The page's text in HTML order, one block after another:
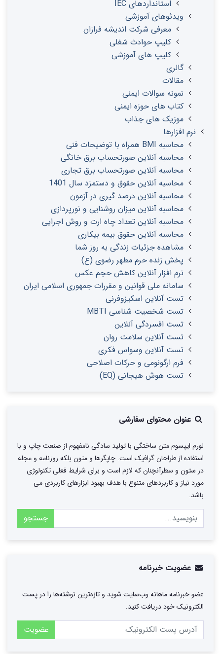
استانداردهای IEC
ویدئوهای آموزشی
معرفی شرکت اندیشه فرازان
کلیپ حوادث شغلی
کلیپ های آموزشی
گالری
مقالات
نمونه سوالات ایمنی
کتاب های حوزه ایمنی
موزیک های جذاب
نرم افزارها
محاسبه BMI همراه با توضیحات فنی
محاسبه آنلاین صورتحساب برق خانگی
محاسبه آنلاین صورتحساب برق تجاری
محاسبه آنلاین حقوق و دستمزد سال 1401
محاسبه آنلاین درصد گیری در آزمون
محاسبه آنلاین میزان روشنایی و نورپردازی
محاسبه آنلاین تعداد چاه ارت و روش اجرایی
محاسبه آنلاین حقوق بیمه بیکاری
مشاهده جزئیات زندگی به روز شما
پخش زنده حرم مطهر رضوی (ع)
نرم افزار آنلاین کاهش حجم عکس
سامانه ملی قوانین و مقررات جمهوری اسلامی ایران
تست آنلاین اسکیزوفرنی
تست شخصیت شناسی MBTI
تست افسردگی آنلاین
تست آنلاین سلامت روان
تست آنلاین وسواس فکری
فرم ارگونومی و حرکات اصلاحی
تست هوش هیجانی (EQ)
عنوان محتوای سفارشی
لورم ایپسوم متن ساختگی با تولید سادگی نامفهوم از صنعت چاپ و با
استفاده از طراحان گرافیک است. چاپگرها و متون بلکه روزنامه و مجله
در ستون و سطرآنچنان که لازم است و برای شرایط فعلی تکنولوژی
مورد نیاز و کاربردهای متنوع با هدف بهبود ابزارهای کاربردی می
باشد.
جستجو
عضویت خبرنامه
عضو خبرنامه ماهانه وب‌سایت شوید و تازه‌ترین نوشته‌ها را در پست
الکترونیک خود دریافت کنید.
عضویت